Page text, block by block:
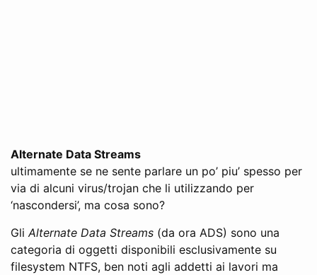
Alternate Data Streams
ultimamente se ne sente parlare un po’ piu’ spesso per
via di alcuni virus/trojan che li utilizzando per
‘nascondersi’, ma cosa sono?
Gli Alternate Data Streams (da ora ADS) sono una
categoria di oggetti disponibili esclusivamente su
filesystem NTFS, ben noti agli addetti ai lavori ma